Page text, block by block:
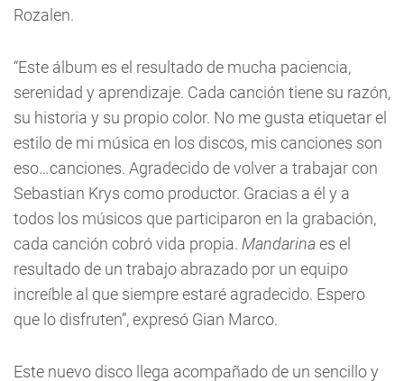
Rozalen.
“Este álbum es el resultado de mucha paciencia,
serenidad y aprendizaje. Cada canción tiene su razón,
su historia y su propio color. No me gusta etiquetar el
estilo de mi música en los discos, mis canciones son
eso…canciones. Agradecido de volver a trabajar con
Sebastian Krys como productor. Gracias a él y a
todos los músicos que participaron en la grabación,
cada canción cobró vida propia. Mandarinaes el
resultado de un trabajo abrazado por un equipo
increíble al que siempre estaré agradecido. Espero
que lo disfruten”, expresó Gian Marco.
Este nuevo disco llega acompañado de un sencillo y